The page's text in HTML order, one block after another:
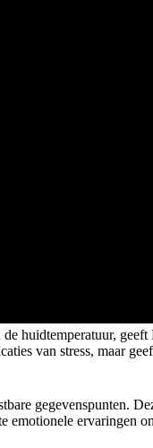
huidtemperatuur,
van stress, maar
gegevenspunten.
emotionele ervaringen